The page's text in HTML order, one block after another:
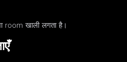
room खाली लगता है।